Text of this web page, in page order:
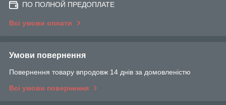
ПО ПОЛНОЙ ПРЕДОПЛАТЕ
Всі умови оплати
Умови повернення
Повернення товару впродовж 14 днів за домовленістю
Всі умови повернення